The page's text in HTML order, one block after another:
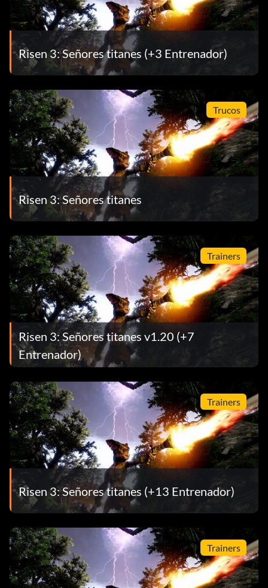
Risen 3: Señores titanes (+3 Entrenador)
Trucos
Risen 3: Señores titanes
Trainers
Risen 3: Señores titanes v1.20 (+7
Entrenador)
Trainers
Risen 3: Señores titanes (+13 Entrenador)
Trainers